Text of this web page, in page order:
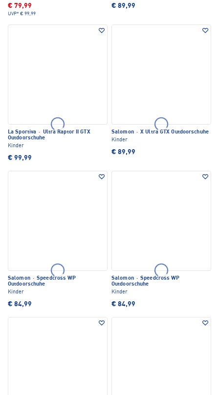
€ 79,99
UVP* € 99,99
€ 89,99
La Sportiva · Ultra Raptor II GTX
Outdoorschuhe
Kinder
€ 99,99
Salomon · X Ultra GTX Outdoorschuhe
Kinder
€ 89,99
Salomon · Speedcross WP
Outdoorschuhe
Kinder
€ 84,99
Salomon · Speedcross WP
Outdoorschuhe
Kinder
€ 84,99